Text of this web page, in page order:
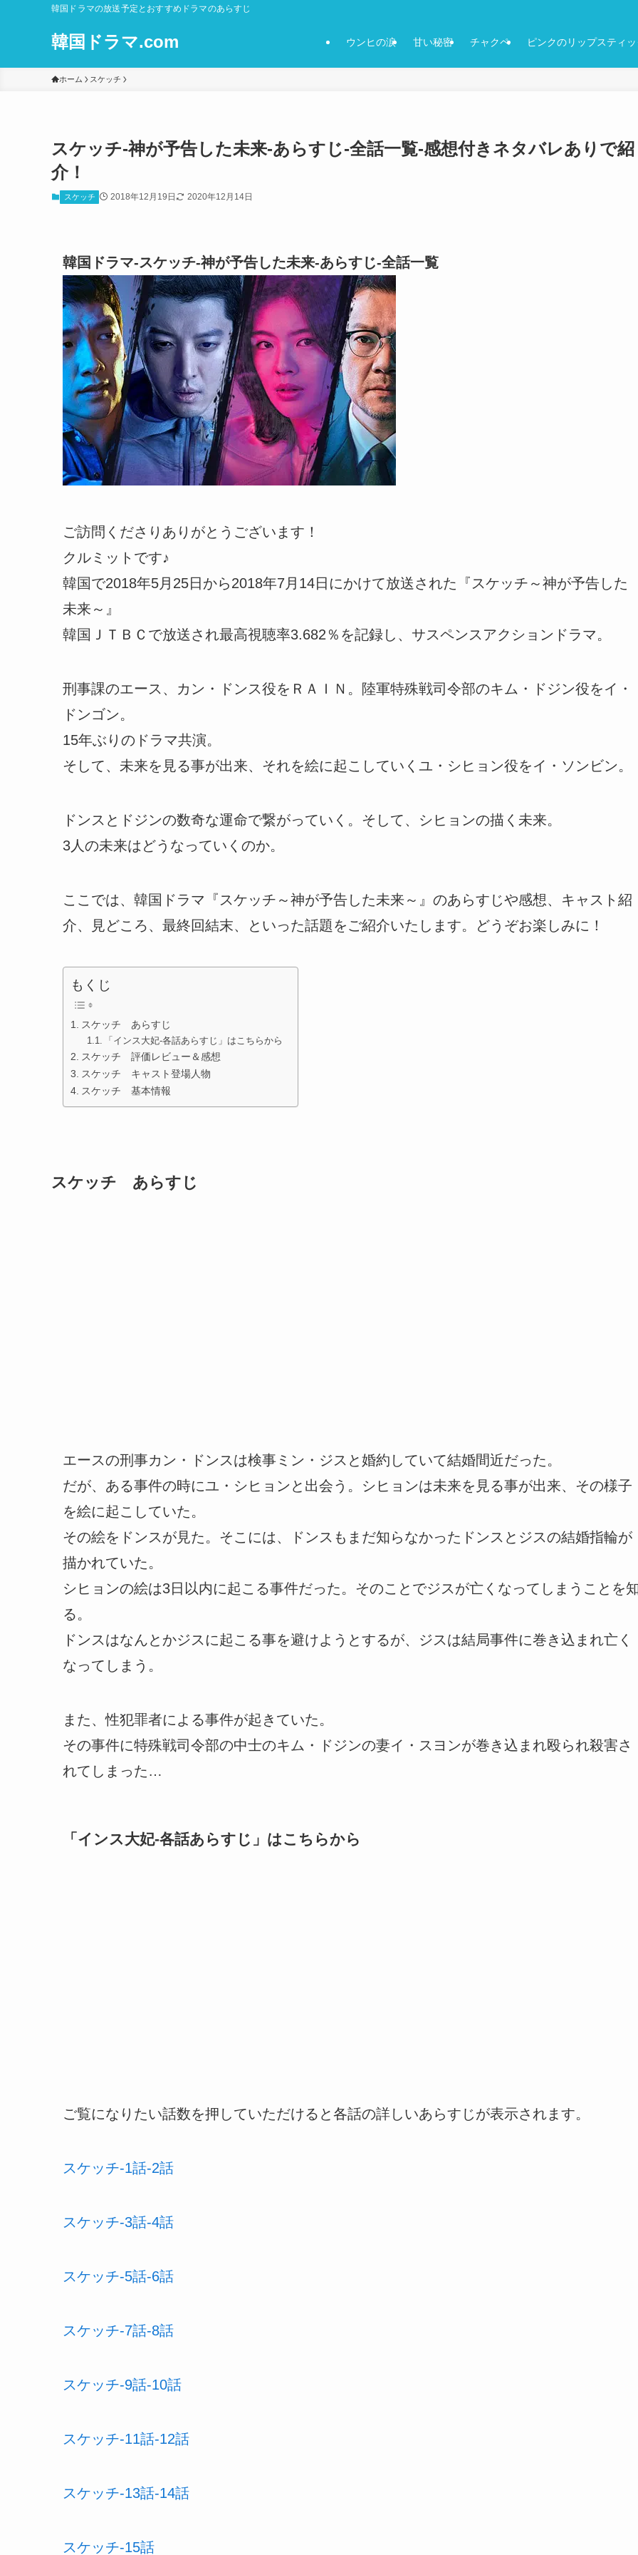
韓国ドラマの放送予定とおすすめドラマのあらすじ
韓国ドラマ.com ウンヒの涙 甘い秘密 チャクペ ピンクのリップスティ
ホーム スケッチ
スケッチ-神が予告した未来-あらすじ-全話一覧-感想付きネタバレありで紹
介！
スケッチ 2018年12月19日 2020年12月14日
韓国ドラマ-スケッチ-神が予告した未来-あらすじ-全話一覧
ご訪問くださりありがとうございます！
クルミットです♪
韓国で2018年5月25日から2018年7月14日にかけて放送された『スケッチ～神が予告した
未来～』
韓国ＪＴＢＣで放送され最高視聴率3.682％を記録し、サスペンスアクションドラマ。
刑事課のエース、カン・ドンス役をＲＡＩＮ。陸軍特殊戦司令部のキム・ドジン役をイ・
ドンゴン。
15年ぶりのドラマ共演。
そして、未来を見る事が出来、それを絵に起こしていくユ・シヒョン役をイ・ソンビン。
ドンスとドジンの数奇な運命で繋がっていく。そして、シヒョンの描く未来。
3人の未来はどうなっていくのか。
ここでは、韓国ドラマ『スケッチ～神が予告した未来～』のあらすじや感想、キャスト紹
介、見どころ、最終回結末、といった話題をご紹介いたします。どうぞお楽しみに！
もくじ
スケッチ あらすじ
「インス大妃-各話あらすじ」はこちらから
スケッチ 評価レビュー＆感想
スケッチ キャスト登場人物
スケッチ 基本情報
スケッチ あらすじ
エースの刑事カン・ドンスは検事ミン・ジスと婚約していて結婚間近だった。
だが、ある事件の時にユ・シヒョンと出会う。シヒョンは未来を見る事が出来、その様子
を絵に起こしていた。
その絵をドンスが見た。そこには、ドンスもまだ知らなかったドンスとジスの結婚指輪が
描かれていた。
シヒョンの絵は3日以内に起こる事件だった。そのことでジスが亡くなってしまうことを
る。
ドンスはなんとかジスに起こる事を避けようとするが、ジスは結局事件に巻き込まれ亡く
なってしまう。
また、性犯罪者による事件が起きていた。
その事件に特殊戦司令部の中士のキム・ドジンの妻イ・スヨンが巻き込まれ殴られ殺害さ
れてしまった…
「 インス大妃-各話あらすじ 」はこちらから
ご覧になりたい話数を押していただけると各話の詳しいあらすじが表示されます。
スケッチ-1話-2話
スケッチ-3話-4話
スケッチ-5話-6話
スケッチ-7話-8話
スケッチ-9話-10話
スケッチ-11話-12話
スケッチ-13話-14話
スケッチ-15話